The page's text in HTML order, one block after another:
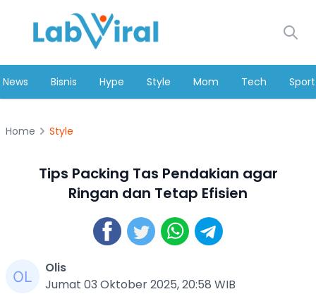
News Bisnis Hype Style Mom Tech Sport
Home Style
Tips Packing Tas Pendakian agar
Ringan dan Tetap Efisien
Olis
Jumat 03 Oktober 2025, 20:58 WIB